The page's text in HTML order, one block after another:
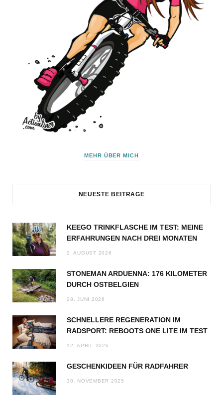
MEHR ÜBER MICH
NEUESTE BEITRÄGE
KEEGO TRINKFLASCHE IM TEST: MEINE
ERFAHRUNGEN NACH DREI MONATEN
2. AUGUST 2026
STONEMAN ARDUENNA: 176 KILOMETER
DURCH OSTBELGIEN
28. JUNI 2026
SCHNELLERE REGENERATION IM
RADSPORT: REBOOTS ONE LITE IM TEST
12. APRIL 2026
GESCHENKIDEEN FÜR RADFAHRER
30. NOVEMBER 2025